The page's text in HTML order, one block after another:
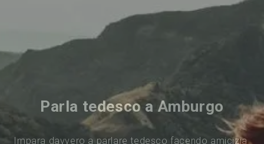
Parla tedesco a Amburgo
Impara davvero a parlare tedesco facendo amicizia